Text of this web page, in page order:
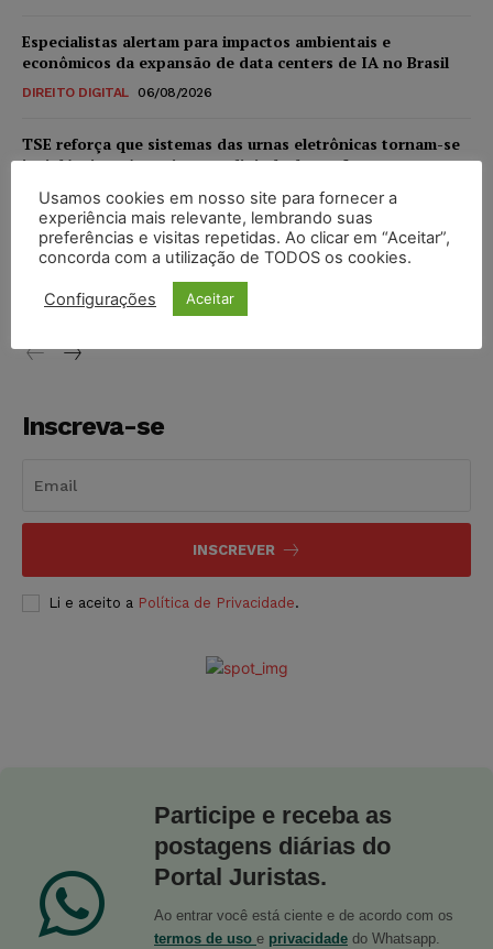
Especialistas alertam para impactos ambientais e
econômicos da expansão de data centers de IA no Brasil
DIREITO DIGITAL 06/08/2026
TSE reforça que sistemas das urnas eletrônicas tornam-se
invioláveis após assinatura digital e lacração
NOTÍCIAS 06/08/2026
STF inicia julgamento sobre constitucionalidade da
proibição dos jogos de azar no Brasil
NOTÍCIAS 06/08/2026
Inscreva-se
INSCREVER
Li e aceito a Política de Privacidade.
Participe e receba as
postagens diárias do
Portal Juristas.
Ao entrar você está ciente e de acordo com os
termos de uso e privacidade do Whatsapp.
Usamos cookies em nosso site para fornecer a
experiência mais relevante, lembrando suas
preferências e visitas repetidas. Ao clicar em “Aceitar”,
concorda com a utilização de TODOS os cookies.
Configurações Aceitar